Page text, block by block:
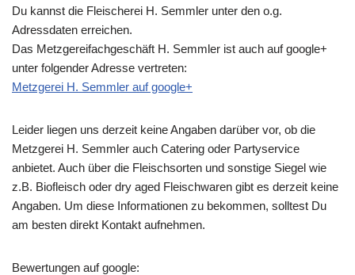
Du kannst die Fleischerei H. Semmler unter den o.g.
Adressdaten erreichen.
Das Metzgereifachgeschäft H. Semmler ist auch auf google+
unter folgender Adresse vertreten:
Metzgerei H. Semmler auf google+
Leider liegen uns derzeit keine Angaben darüber vor, ob die
Metzgerei H. Semmler auch Catering oder Partyservice
anbietet. Auch über die Fleischsorten und sonstige Siegel wie
z.B. Biofleisch oder dry aged Fleischwaren gibt es derzeit keine
Angaben. Um diese Informationen zu bekommen, solltest Du
am besten direkt Kontakt aufnehmen.
Bewertungen auf google: